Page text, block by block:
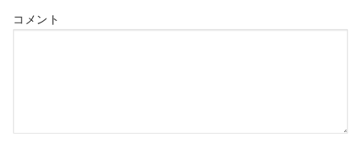
ン
コメント